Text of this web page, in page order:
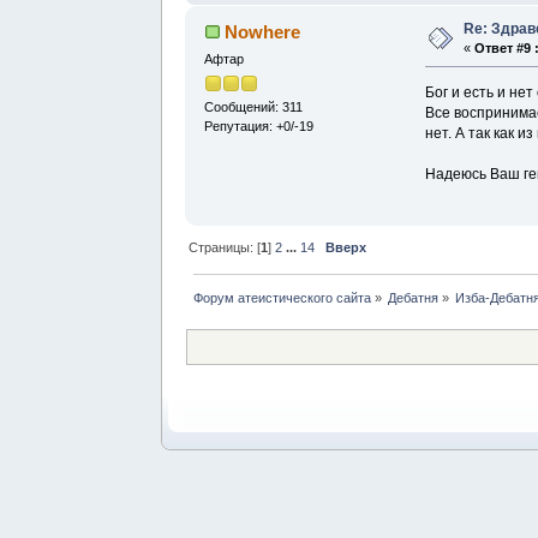
Nowhere
Афтар
Сообщений: 311
Репутация: +0/-19
Re:
«Ответ #9
Бог и есть и
Все
нет. А так как
Надеюсь Ваш
Страницы: [1] 2 ... 14 Вверх
Форум атеистического сайта» Дебатня» Изба-